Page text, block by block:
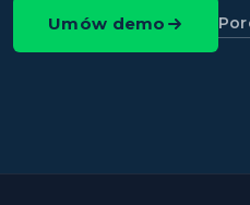
Umów demo